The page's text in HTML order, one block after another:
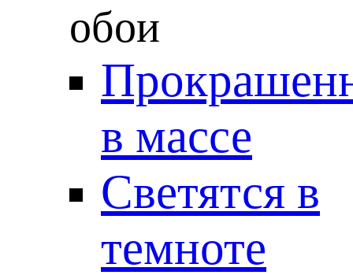
обои
в массе
Светятся в
темноте